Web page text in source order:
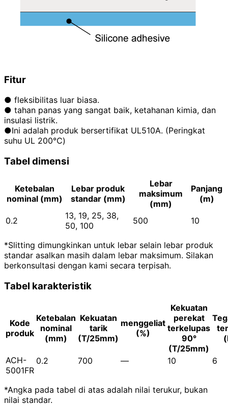
Fitur
● fleksibilitas luar biasa.
● tahan panas yang sangat baik, ketahanan kimia, dan
insulasi listrik.
●Ini adalah produk bersertifikat UL510A. (Peringkat
suhu UL 200℃)
Tabel dimensi
Ketebalan
nominal (mm)
Lebar produk
standar (mm)
Lebar
maksimum
(mm)
Panjang
(m)
0.2
13, 19, 25, 38,
50, 100
500 10
*Slitting dimungkinkan untuk lebar selain lebar produk
standar asalkan masih dalam lebar maksimum. Silakan
berkonsultasi dengan kami secara terpisah.
Tabel karakteristik
Kode
produk
Ketebalan
nominal
(mm)
Kekuatan
tarik
(T/25mm)
menggeliat
(%)
Kekuatan
perekat
terkelupas
90°
(T/25mm)
ACH-
5001FR
0.2 700 ― 10 6
*Angka pada tabel di atas adalah nilai terukur, bukan
nilai standar.